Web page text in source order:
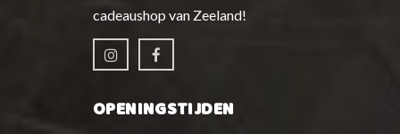
cadeaushop van Zeeland!
OPENINGSTIJDEN